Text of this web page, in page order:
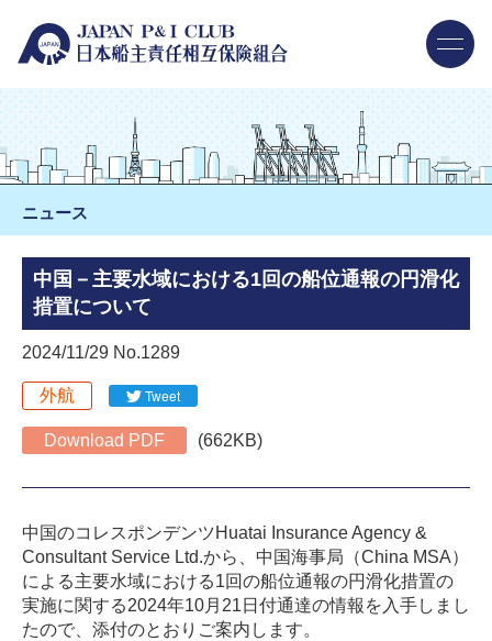
ニュース
中国－主要水域における1回の船位通報の円滑化
措置について
2024/11/29 No.1289
外航 Tweet
Download PDF (662KB)
中国のコレスポンデンツHuatai Insurance Agency &
Consultant Service Ltd.から、中国海事局（China MSA）
による主要水域における1回の船位通報の円滑化措置の
実施に関する2024年10月21日付通達の情報を入手しまし
たので、添付のとおりご案内します。